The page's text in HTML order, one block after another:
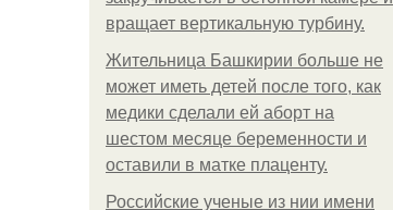
вращает вертикальную турбину.
Жительница Башкирии больше не
может иметь детей после того, как
медики сделали ей аборт на
шестом месяце беременности и
оставили в матке плаценту.
Российские ученые из нии имени